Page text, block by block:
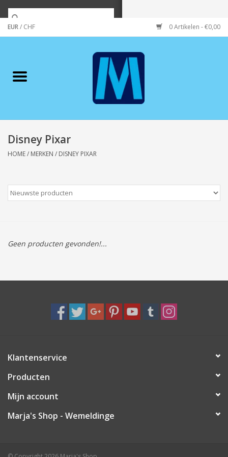
EUR/ CHF 0 Artikelen - €0,00
Merken
Wonen/koken/huishouden
Wenskaarten
Tassen/Portemonnee
Boeken
Speelgoed & hobby
Cadeau & feest
Contact/Locatie
Disney Pixar
HOME/ MERKEN / DISNEY PIXAR
Geen producten gevonden!...
Klantenservice
Producten
Mijn account
Marja's Shop - Wemeldinge